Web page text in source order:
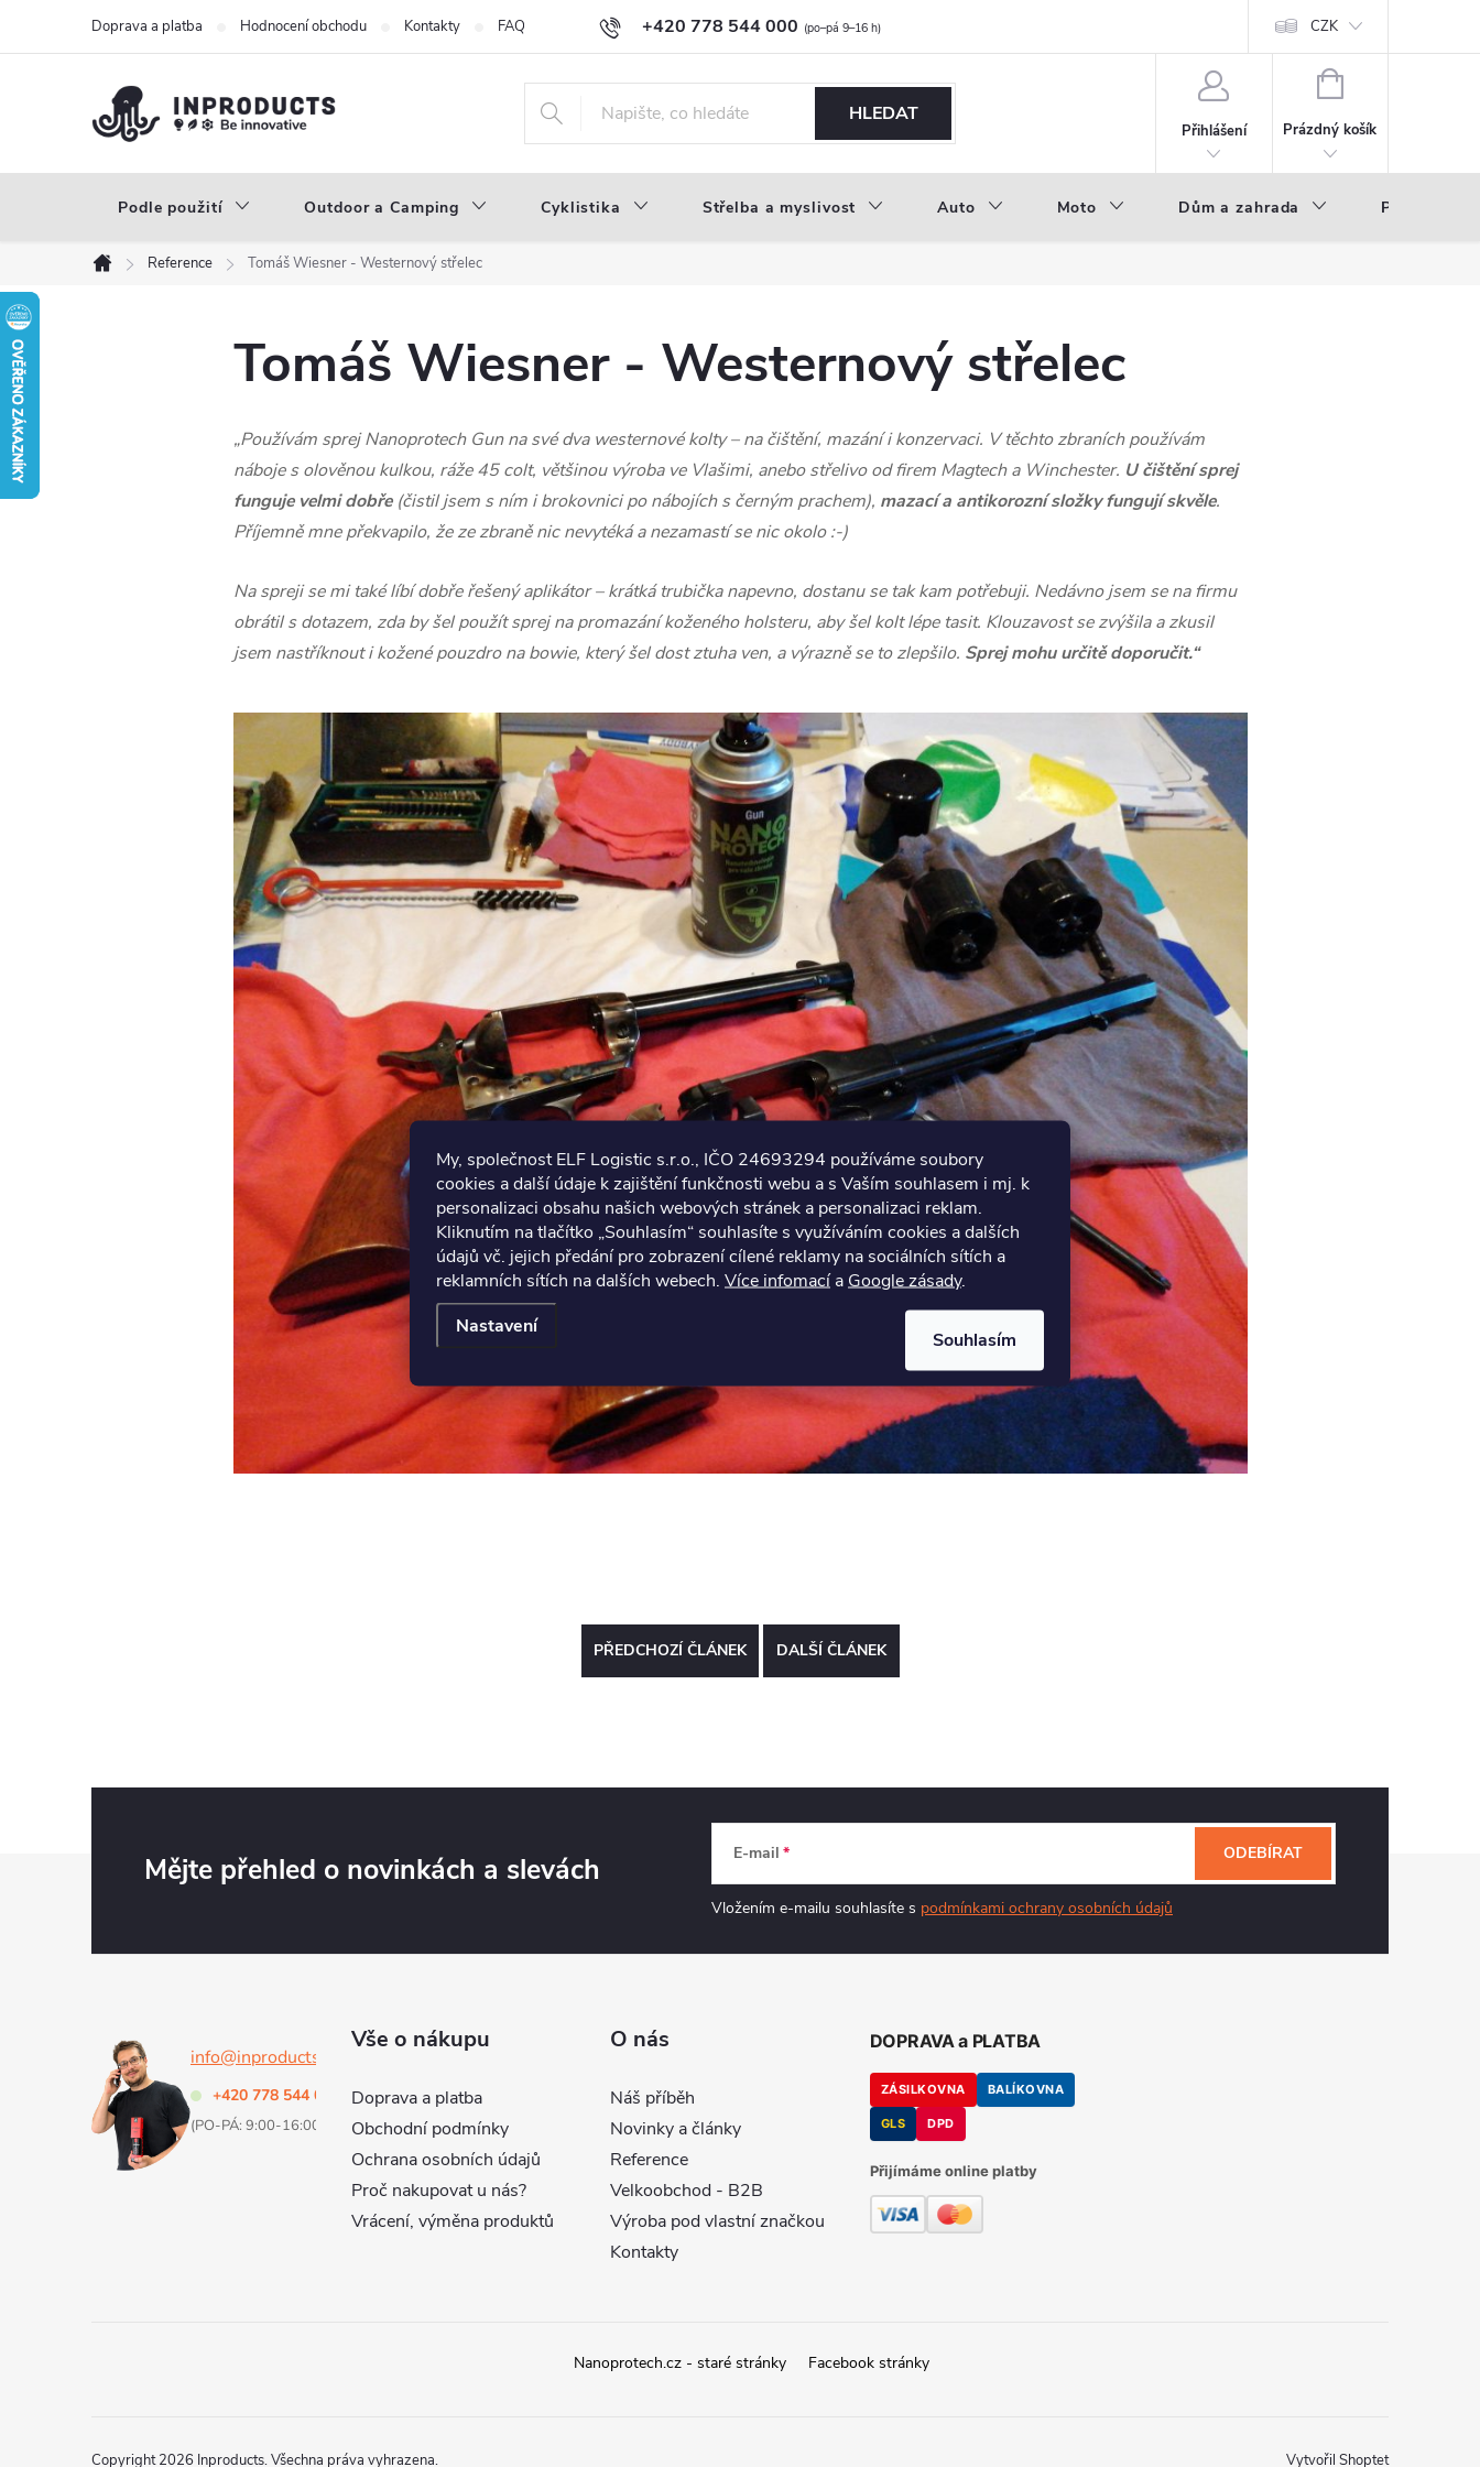
My, společnost ELF Logistic s.r.o., IČO 24693294 používáme soubory
cookies a další údaje k zajištění funkčnosti webu a s Vaším souhlasem i mj. k
personalizaci obsahu našich webových stránek a personalizaci reklam.
Kliknutím na tlačítko „Souhlasím“ souhlasíte s využíváním cookies a dalších
údajů vč. jejich předání pro zobrazení cílené reklamy na sociálních sítích a
reklamních sítích na dalších webech. Více infomacía Google zásady.
Nastavení
Souhlasím
+420 778 544 000
info@inproducts.cz
Doprava a platba Hodnocení obchodu Kontakty FAQ Novinky Náš příběh Průvodce materiály CZK
HLEDAT
Přihlášení
NÁKUPNÍ
Prázdný košík
Podle použití Outdoor a Camping Cyklistika Střelba a myslivost Auto Moto Dům a zahrada
Domů
Reference Tomáš Wiesner - Westernový střelec
Tomáš Wiesner - Westernový střelec
„Používám sprej Nanoprotech Gun na své dva westernové kolty – na čištění, mazání i konzervaci. V těchto zbraních používám
náboje s olověnou kulkou, ráže 45 colt, většinou výroba ve Vlašimi, anebo střelivo od firem Magtech a Winchester. U čištění sprej
funguje velmi dobře(čistil jsem s ním i brokovnici po nábojích s černým prachem), mazací a antikorozní složky fungují skvěle.
Příjemně mne překvapilo, že ze zbraně nic nevytéká a nezamastí se nic okolo :-)
Na spreji se mi také líbí dobře řešený aplikátor – krátká trubička napevno, dostanu se tak kam potřebuji. Nedávno jsem se na firmu
obrátil s dotazem, zda by šel použít sprej na promazání koženého holsteru, aby šel kolt lépe tasit. Klouzavost se zvýšila a zkusil
jsem nastříknout i kožené pouzdro na bowie, který šel dost ztuha ven, a výrazně se to zlepšilo. Sprej mohu určitě doporučit.“
PŘEDCHOZÍ ČLÁNEK DALŠÍ ČLÁNEK
Mějte přehled o novinkách a slevách E-mail
Vložením e-mailu souhlasíte s podmínkami ochrany osobních údajů
ODEBÍRAT
info@inproducts.cz
+420 778 544 000
(PO-PÁ: 9:00-16:00 h)
Vše o nákupu
Doprava a platba
Obchodní podmínky
Ochrana osobních údajů
Proč nakupovat u nás?
Vrácení, výměna produktů
O nás
Náš příběh
Novinky a články
Reference
Velkoobchod - B2B
Výroba pod vlastní značkou
Kontakty
DOPRAVA a PLATBA
ZÁSILKOVNA BALÍKOVNA
GLS DPD
Přijímáme online platby
Nanoprotech.cz - staré stránky Facebook stránky
Vytvořil Shoptet
Copyright 2026 Inproducts. Všechna práva vyhrazena.